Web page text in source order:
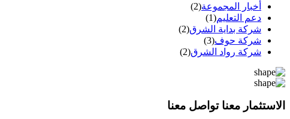
أخبار المجموعة(2)
دعم التعليم(1)
شركة بداية الشرق(2)
شركة حوف(3)
شركة رواد الشرق(2)
الاستثمار معنا تواصل معنا